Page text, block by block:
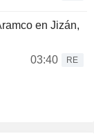
en Jizán,
03:40
RE